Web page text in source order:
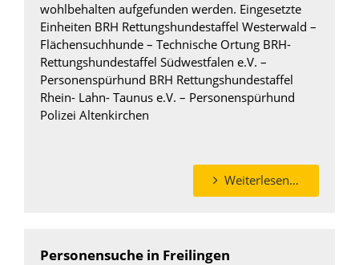
wohlbehalten aufgefunden werden. Eingesetzte
Einheiten BRH Rettungshundestaffel Westerwald –
Flächensuchhunde – Technische Ortung BRH-
Rettungshundestaffel Südwestfalen e.V. –
Personenspürhund BRH Rettungshundestaffel
Rhein- Lahn- Taunus e.V. – Personenspürhund
Polizei Altenkirchen
Weiterlesen…
Personensuche in Freilingen